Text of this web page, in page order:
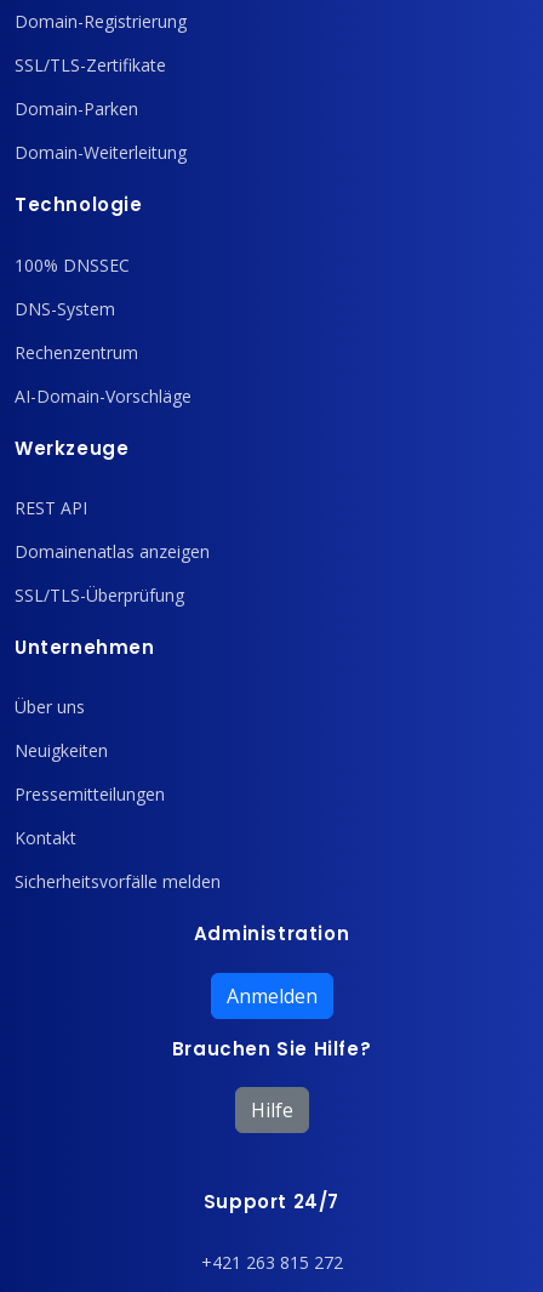
Domain-Registrierung
SSL/TLS-Zertifikate
Domain-Parken
Domain-Weiterleitung
Technologie
100% DNSSEC
DNS-System
Rechenzentrum
AI-Domain-Vorschläge
Werkzeuge
REST API
Domainenatlas anzeigen
SSL/TLS-Überprüfung
Unternehmen
Über uns
Neuigkeiten
Pressemitteilungen
Kontakt
Sicherheitsvorfälle melden
Administration
Anmelden
Brauchen Sie Hilfe?
Hilfe
Support 24/7
+421 263 815 272